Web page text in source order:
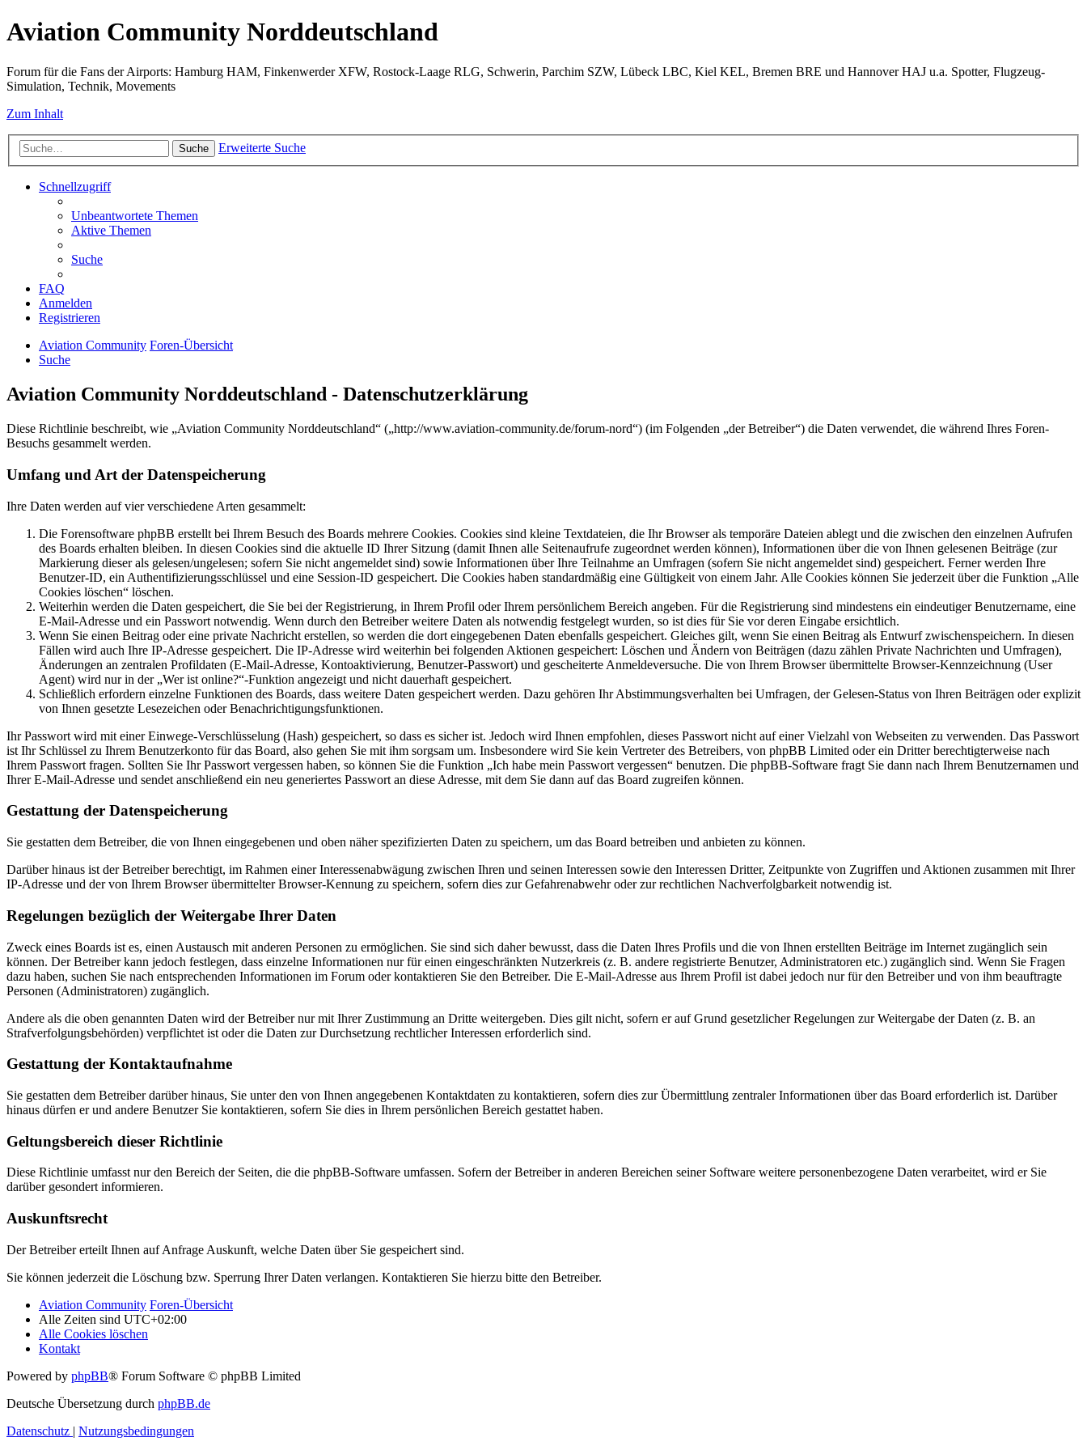
Aviation Community Norddeutschland
Forum für die Fans der Airports: Hamburg HAM, Finkenwerder XFW, Rostock-Laage RLG, Schwerin, Parchim SZW, Lübeck LBC, Kiel KEL, Bremen BRE und Hannover HAJ u.a. Spotter, Flugzeug-
Simulation, Technik, Movements
Zum Inhalt
Suche Erweiterte Suche
Schnellzugriff
Unbeantwortete Themen
Aktive Themen
Suche
FAQ
Anmelden
Registrieren
Aviation Community Foren-Übersicht
Suche
Aviation Community Norddeutschland - Datenschutzerklärung
Diese Richtlinie beschreibt, wie „Aviation Community Norddeutschland“ („http://www.aviation-community.de/forum-nord“) (im Folgenden „der Betreiber“) die Daten verwendet, die während Ihres Foren-
Besuchs gesammelt werden.
Umfang und Art der Datenspeicherung
Ihre Daten werden auf vier verschiedene Arten gesammelt:
Die Forensoftware phpBB erstellt bei Ihrem Besuch des Boards mehrere Cookies. Cookies sind kleine Textdateien, die Ihr Browser als temporäre Dateien ablegt und die zwischen den einzelnen Aufrufen
des Boards erhalten bleiben. In diesen Cookies sind die aktuelle ID Ihrer Sitzung (damit Ihnen alle Seitenaufrufe zugeordnet werden können), Informationen über die von Ihnen gelesenen Beiträge (zur
Markierung dieser als gelesen/ungelesen; sofern Sie nicht angemeldet sind) sowie Informationen über Ihre Teilnahme an Umfragen (sofern Sie nicht angemeldet sind) gespeichert. Ferner werden Ihre
Benutzer-ID, ein Authentifizierungsschlüssel und eine Session-ID gespeichert. Die Cookies haben standardmäßig eine Gültigkeit von einem Jahr. Alle Cookies können Sie jederzeit über die Funktion „Alle
Cookies löschen“ löschen.
Weiterhin werden die Daten gespeichert, die Sie bei der Registrierung, in Ihrem Profil oder Ihrem persönlichem Bereich angeben. Für die Registrierung sind mindestens ein eindeutiger Benutzername, eine
E-Mail-Adresse und ein Passwort notwendig. Wenn durch den Betreiber weitere Daten als notwendig festgelegt wurden, so ist dies für Sie vor deren Eingabe ersichtlich.
Wenn Sie einen Beitrag oder eine private Nachricht erstellen, so werden die dort eingegebenen Daten ebenfalls gespeichert. Gleiches gilt, wenn Sie einen Beitrag als Entwurf zwischenspeichern. In diesen
Fällen wird auch Ihre IP-Adresse gespeichert. Die IP-Adresse wird weiterhin bei folgenden Aktionen gespeichert: Löschen und Ändern von Beiträgen (dazu zählen Private Nachrichten und Umfragen),
Änderungen an zentralen Profildaten (E-Mail-Adresse, Kontoaktivierung, Benutzer-Passwort) und gescheiterte Anmeldeversuche. Die von Ihrem Browser übermittelte Browser-Kennzeichnung (User
Agent) wird nur in der „Wer ist online?“-Funktion angezeigt und nicht dauerhaft gespeichert.
Schließlich erfordern einzelne Funktionen des Boards, dass weitere Daten gespeichert werden. Dazu gehören Ihr Abstimmungsverhalten bei Umfragen, der Gelesen-Status von Ihren Beiträgen oder explizit
von Ihnen gesetzte Lesezeichen oder Benachrichtigungsfunktionen.
Ihr Passwort wird mit einer Einwege-Verschlüsselung (Hash) gespeichert, so dass es sicher ist. Jedoch wird Ihnen empfohlen, dieses Passwort nicht auf einer Vielzahl von Webseiten zu verwenden. Das Passwort
ist Ihr Schlüssel zu Ihrem Benutzerkonto für das Board, also gehen Sie mit ihm sorgsam um. Insbesondere wird Sie kein Vertreter des Betreibers, von phpBB Limited oder ein Dritter berechtigterweise nach
Ihrem Passwort fragen. Sollten Sie Ihr Passwort vergessen haben, so können Sie die Funktion „Ich habe mein Passwort vergessen“ benutzen. Die phpBB-Software fragt Sie dann nach Ihrem Benutzernamen und
Ihrer E-Mail-Adresse und sendet anschließend ein neu generiertes Passwort an diese Adresse, mit dem Sie dann auf das Board zugreifen können.
Gestattung der Datenspeicherung
Sie gestatten dem Betreiber, die von Ihnen eingegebenen und oben näher spezifizierten Daten zu speichern, um das Board betreiben und anbieten zu können.
Darüber hinaus ist der Betreiber berechtigt, im Rahmen einer Interessenabwägung zwischen Ihren und seinen Interessen sowie den Interessen Dritter, Zeitpunkte von Zugriffen und Aktionen zusammen mit Ihrer
IP-Adresse und der von Ihrem Browser übermittelter Browser-Kennung zu speichern, sofern dies zur Gefahrenabwehr oder zur rechtlichen Nachverfolgbarkeit notwendig ist.
Regelungen bezüglich der Weitergabe Ihrer Daten
Zweck eines Boards ist es, einen Austausch mit anderen Personen zu ermöglichen. Sie sind sich daher bewusst, dass die Daten Ihres Profils und die von Ihnen erstellten Beiträge im Internet zugänglich sein
können. Der Betreiber kann jedoch festlegen, dass einzelne Informationen nur für einen eingeschränkten Nutzerkreis (z. B. andere registrierte Benutzer, Administratoren etc.) zugänglich sind. Wenn Sie Fragen
dazu haben, suchen Sie nach entsprechenden Informationen im Forum oder kontaktieren Sie den Betreiber. Die E-Mail-Adresse aus Ihrem Profil ist dabei jedoch nur für den Betreiber und von ihm beauftragte
Personen (Administratoren) zugänglich.
Andere als die oben genannten Daten wird der Betreiber nur mit Ihrer Zustimmung an Dritte weitergeben. Dies gilt nicht, sofern er auf Grund gesetzlicher Regelungen zur Weitergabe der Daten (z. B. an
Strafverfolgungsbehörden) verpflichtet ist oder die Daten zur Durchsetzung rechtlicher Interessen erforderlich sind.
Gestattung der Kontaktaufnahme
Sie gestatten dem Betreiber darüber hinaus, Sie unter den von Ihnen angegebenen Kontaktdaten zu kontaktieren, sofern dies zur Übermittlung zentraler Informationen über das Board erforderlich ist. Darüber
hinaus dürfen er und andere Benutzer Sie kontaktieren, sofern Sie dies in Ihrem persönlichen Bereich gestattet haben.
Geltungsbereich dieser Richtlinie
Diese Richtlinie umfasst nur den Bereich der Seiten, die die phpBB-Software umfassen. Sofern der Betreiber in anderen Bereichen seiner Software weitere personenbezogene Daten verarbeitet, wird er Sie
darüber gesondert informieren.
Auskunftsrecht
Der Betreiber erteilt Ihnen auf Anfrage Auskunft, welche Daten über Sie gespeichert sind.
Sie können jederzeit die Löschung bzw. Sperrung Ihrer Daten verlangen. Kontaktieren Sie hierzu bitte den Betreiber.
Aviation Community Foren-Übersicht
Alle Zeiten sind UTC+02:00
Alle Cookies löschen
Kontakt
Powered by phpBB® Forum Software © phpBB Limited
Deutsche Übersetzung durch phpBB.de
Datenschutz | Nutzungsbedingungen